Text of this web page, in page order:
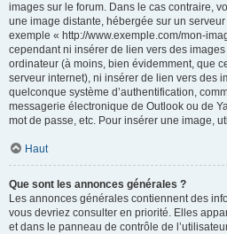
images sur le forum. Dans le cas contraire,
une image distante, hébergée sur un
exemple « http://www.exemple.com/mon-
cependant ni insérer de lien vers des
ordinateur (à moins, bien évidemment, que
serveur internet), ni insérer de lien vers des
quelconque système d’authentification,
messagerie électronique de Outlook ou de
mot de passe, etc. Pour insérer une image,
Haut
Que sont les annonces générales ?
Les annonces générales contiennent des
vous devriez consulter en priorité. Elles
et dans le panneau de contrôle de